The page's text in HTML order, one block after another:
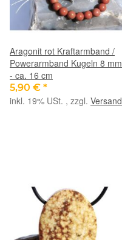
Aragonit rot Kraftarmband /
Powerarmband Kugeln 8 mm
- ca. 16 cm
5,90 € *
inkl. 19% USt. , zzgl. Versand